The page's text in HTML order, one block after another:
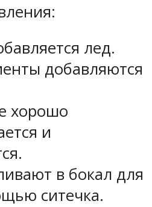
лед.
добавляются
хорошо
и
в бокал для
ситечка.